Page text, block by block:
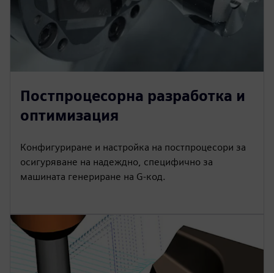
Постпроцесорна разработка и
оптимизация
Конфигуриране и настройка на постпроцесори за
осигуряване на надеждно, специфично за
машината генериране на G-код.